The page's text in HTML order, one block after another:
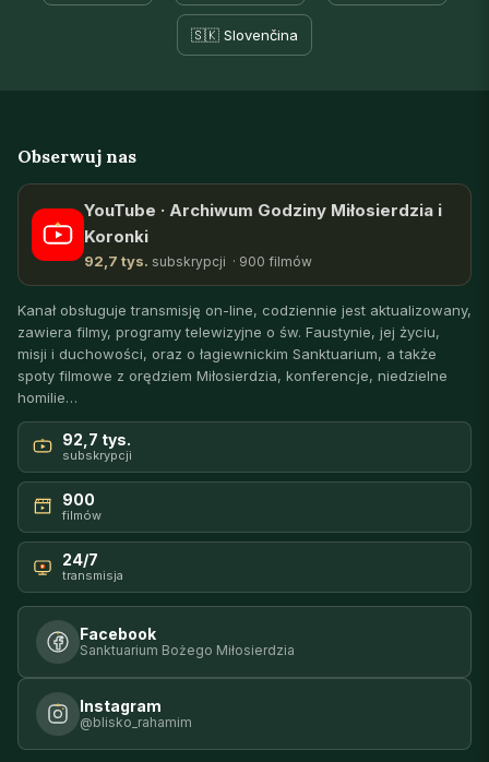
🇸🇰 Slovenčina
Obserwuj nas
YouTube · Archiwum Godziny Miłosierdzia i
Koronki
92,7 tys. subskrypcji · 900 filmów
Kanał obsługuje transmisję on-line, codziennie jest aktualizowany,
zawiera filmy, programy telewizyjne o św. Faustynie, jej życiu,
misji i duchowości, oraz o łagiewnickim Sanktuarium, a także
spoty filmowe z orędziem Miłosierdzia, konferencje, niedzielne
homilie…
92,7 tys.
subskrypcji
900
filmów
24/7
transmisja
Facebook
Sanktuarium Bożego Miłosierdzia
Instagram
@blisko_rahamim